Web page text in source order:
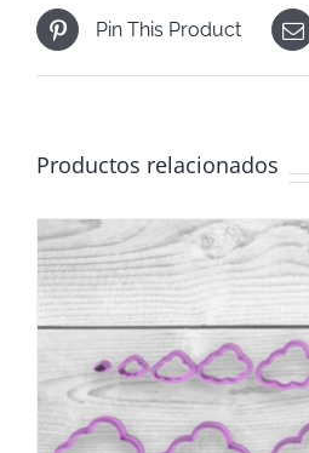
Pin This Product
Productos relacionados